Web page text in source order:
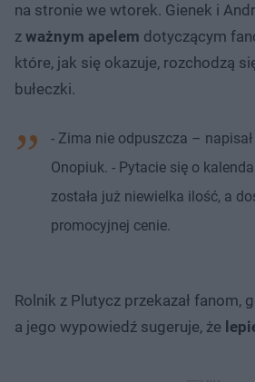
na stronie we wtorek. Gienek i
z ważnym apelem dotyczącym
które, jak się okazuje, rozchodzą
bułeczki.
- Zima nie odpuszcza – napisał
Onopiuk. - Pytacie się o
została już niewielka ilość, a
promocyjnej cenie.
Rolnik z Plutycz przekazał fanom,
a jego wypowiedź sugeruje, że